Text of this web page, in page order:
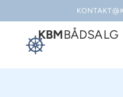
KBMBÅDSALG